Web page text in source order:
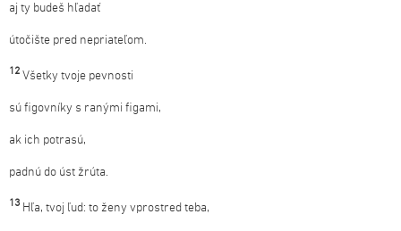
aj ty budeš hľadať
útočište pred nepriateľom.
12 Všetky tvoje pevnosti
sú figovníky s ranými figami,
ak ich potrasú,
padnú do úst žrúta.
13 Hľa, tvoj ľud: to ženy vprostred teba,